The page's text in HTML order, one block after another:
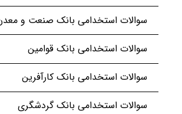
سوالات استخدامی بانک صنعت و
سوالات استخدامی بانک قوامین
سوالات استخدامی بانک کارآفرین
سوالات استخدامی بانک گردشگری